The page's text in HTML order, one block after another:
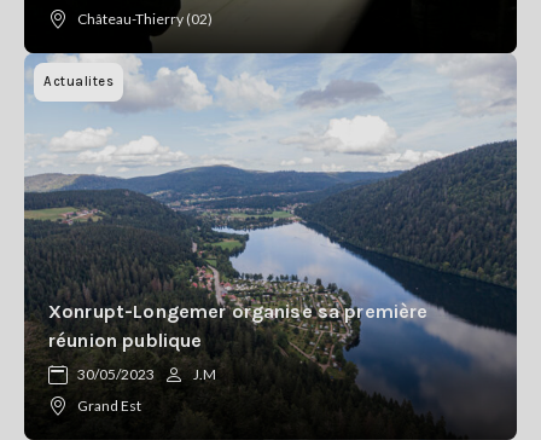
Château-Thierry (02)
Actualites
Xonrupt-Longemer organise sa première
réunion publique
30/05/2023
J.M
Grand Est